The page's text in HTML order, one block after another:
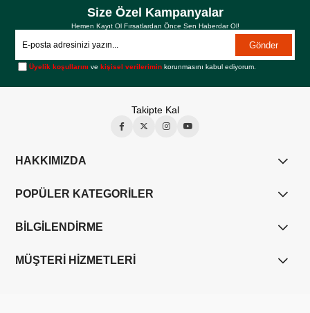
Size Özel Kampanyalar
Hemen Kayıt Ol Fırsatlardan Önce Sen Haberdar Ol!
Gönder
Üyelik koşullarını vekişisel verilerimin korunmasını kabul ediyorum.
Takipte Kal
HAKKIMIZDA
POPÜLER KATEGORİLER
BİLGİLENDİRME
MÜŞTERİ HİZMETLERİ